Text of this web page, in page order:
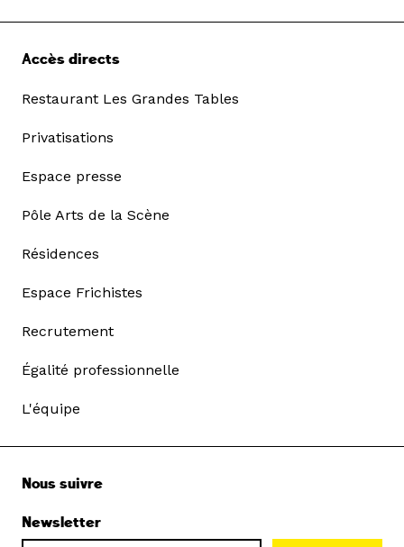
Accès directs
Restaurant Les Grandes Tables
Privatisations
Espace presse
Pôle Arts de la Scène
Résidences
Espace Frichistes
Recrutement
Égalité professionnelle
L'équipe
Nous suivre
Newsletter